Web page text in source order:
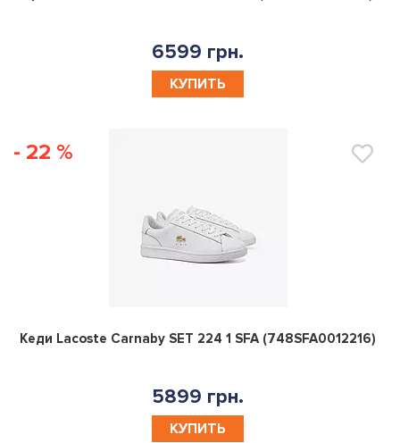
6599 грн.
КУПИТЬ
- 22 %
0
Кеди Lacoste Carnaby SET 224 1 SFA (748SFA0012216)
5899 грн.
КУПИТЬ